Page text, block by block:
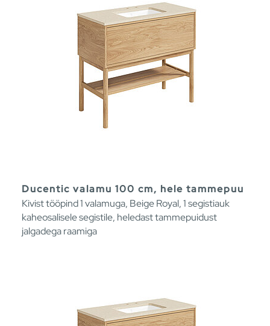
Ducentic valamu 100 cm, hele tammepuu
Kivist tööpind 1 valamuga, Beige Royal, 1 segistiauk
kaheosalisele segistile, heledast tammepuidust
jalgadega raamiga